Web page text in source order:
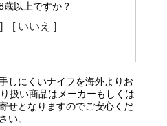
歳以上ですか？
[ いいえ ]
しにくいナイフを海外よりお
扱い商品はメーカーもしくは
せとなりますのでご安心くだ
さい。